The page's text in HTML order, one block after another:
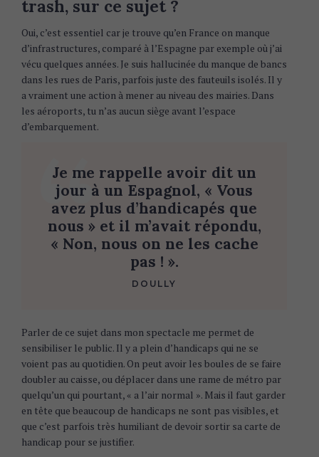
trash, sur ce sujet ?
Oui, c’est essentiel car je trouve qu’en France on manque
d’infrastructures, comparé à l’Espagne par exemple où j’ai
vécu quelques années. Je suis hallucinée du manque de bancs
dans les rues de Paris, parfois juste des fauteuils isolés. Il y
a vraiment une action à mener au niveau des mairies. Dans
les aéroports, tu n’as aucun siège avant l’espace
d’embarquement.
Je me rappelle avoir dit un
jour à un Espagnol, « Vous
avez plus d’handicapés que
nous » et il m’avait répondu,
« Non, nous on ne les cache
pas ! ».
DOULLY
Parler de ce sujet dans mon spectacle me permet de
sensibiliser le public. Il y a plein d’handicaps qui ne se
voient pas au quotidien. On peut avoir les boules de se faire
doubler au caisse, ou déplacer dans une rame de métro par
quelqu’un qui pourtant, « a l’air normal ». Mais il faut garder
en tête que beaucoup de handicaps ne sont pas visibles, et
que c’est parfois très humiliant de devoir sortir sa carte de
handicap pour se justifier.
o